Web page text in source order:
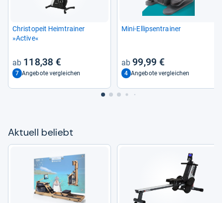
Christ­o­peit Heim­trai­ner
»Active«
118,38 €
7 Angebote vergleichen
Mini-​Ellip­sen­trai­ner
99,99 €
4 Angebote vergleichen
Aktu­ell beliebt